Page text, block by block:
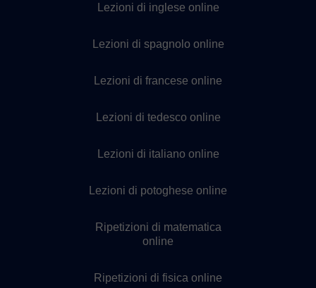
Lezioni di inglese online
Lezioni di spagnolo online
Lezioni di francese online
Lezioni di tedesco online
Lezioni di italiano online
Lezioni di potoghese online
Ripetizioni di matematica
online
Ripetizioni di fisica online